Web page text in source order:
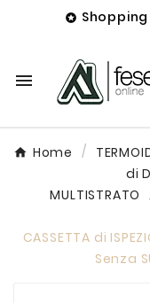


Home
di
MULTISTRATO
CASSETTA di
Senza